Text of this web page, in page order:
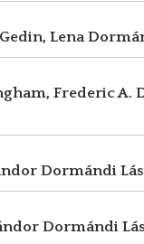
Lena
Frederic A.
Dormándi
Dormándi